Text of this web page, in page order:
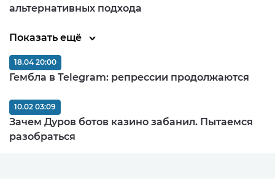
альтернативных подхода
Показать ещё
Гембла в Telegram: репрессии продолжаются
18.04 20:00
Зачем Дуров ботов казино забанил. Пытаемся
разобраться
10.02 03:09